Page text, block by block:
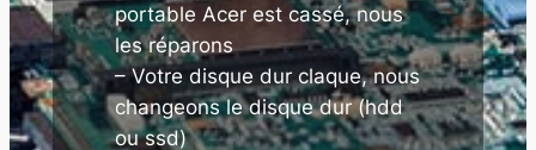
portable Acer est cassé, nous
les réparons
– Votre disque dur claque, nous
changeons le disque dur (hdd
ou ssd)